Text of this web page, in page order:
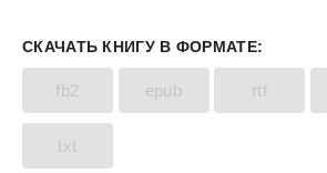
СКАЧАТЬ КНИГУ В ФОРМАТЕ:
fb2 epub rtf
txt